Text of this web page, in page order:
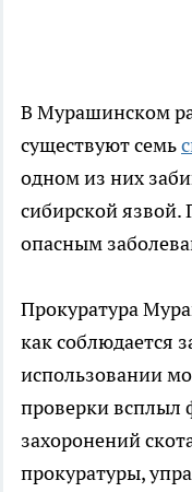
В Мурашинском
существуют семь
одном из них
сибирской язвой.
опасным
Прокуратура
как соблюдается
использовании
проверки всплыл
захоронений
прокуратуры,